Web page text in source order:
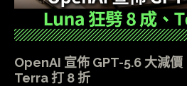
OpenAI 宣佈 GPT-5.6 大減價
Terra 打 8 折